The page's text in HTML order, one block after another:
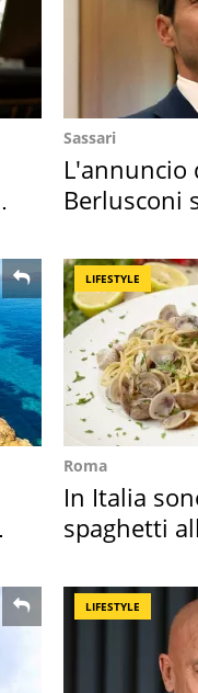
Sassari
L'annuncio
Berlusconi
LIFESTYLE
Roma
In Italia
spaghetti
LIFESTYLE